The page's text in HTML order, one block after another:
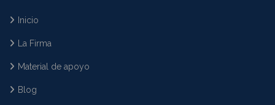
Inicio
La Firma
Material de apoyo
Blog